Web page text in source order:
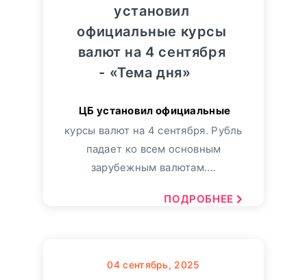
установил
официальные курсы
валют на 4 сентября
- «Тема дня»
курсы валют на 4 сентября. Рубль
падает ко всем основным
зарубежным валютам....
ПОДРОБНЕЕ
04 сентябрь, 2025